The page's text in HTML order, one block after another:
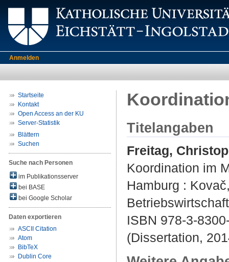
Anmelden
Startseite
Kontakt
Open Access an der KU
Server-Statistik
Blättern
Suchen
Suche nach Personen
im Publikationsserver
bei BASE
bei Google Scholar
Daten exportieren
ASCII Citation
Atom
BibTeX
Dublin Core
Titelangaben
Freitag,
Koordination im
Hamburg :
ISBN 978-3-
(Dissertation,